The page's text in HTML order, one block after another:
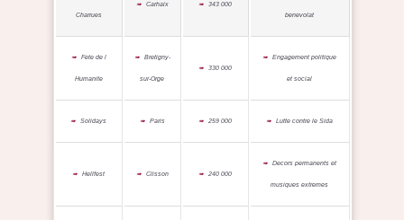
Charrues
Carhaix 343 000
benevolat
Fete de l
Humanite
Bretigny-
sur-Orge
330 000
Engagement politique
et social
Solidays Paris 259 000 Lutte contre le Sida
Hellfest Clisson 240 000
Decors permanents et
musiques extremes